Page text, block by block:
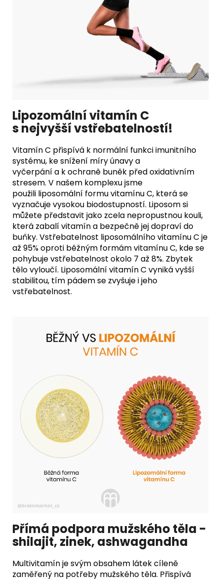
Lipozomální vitamín C
s nejvyšší vstřebatelností!
Vitamín C přispívá k normální funkci imunitního
systému, ke snížení míry únavy a
vyčerpání a k ochraně buněk před oxidativním
stresem. V našem komplexu jsme
použili liposomální formu vitamínu C, která se
vyznačuje vysokou biodostupností. Liposom si
můžete představit jako zcela nepropustnou kouli,
která zabalí vitamín a bezpečně jej dopraví do
buňky. Vstřebatelnost liposomálního vitamínu C je
až 95% oproti běžným formám vitamínu C, kde se
pohybuje vstřebatelnost okolo 7 až 8%. Zbytek
tělo vyloučí. Liposomální vitamín C vyniká vyšší
stabilitou, tím pádem se zvyšuje i jeho
vstřebatelnost.
Přímá podpora mužského těla -
shilajit, zinek, ashwagandha
Multivitamín je svým obsahem látek cíleně
zaměřený na potřeby mužského těla. Přispívá